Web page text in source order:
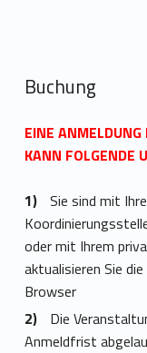
Buchung
EINE
KANN FOLGENDE
Sie sind mit
oder mit Ihrem
aktualisieren Sie
Browser
Die
Anmeldfrist